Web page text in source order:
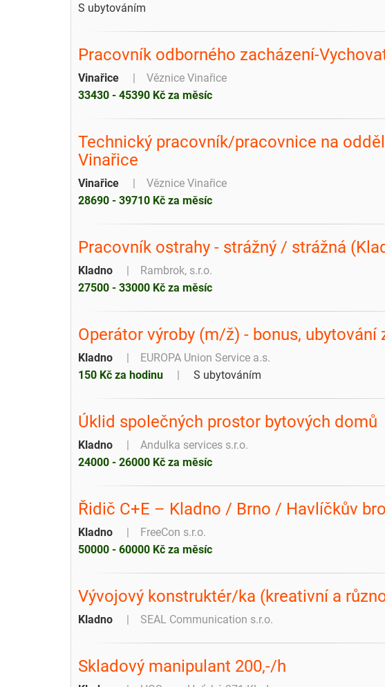
S ubytováním
Pracovník odborného zacházení-
Vinařice
Věznice Vinařice
33430 - 45390 Kč za měsíc
Technický pracovník/pracovnice na
Vinařice
Vinařice
Věznice Vinařice
28690 - 39710 Kč za měsíc
Pracovník ostrahy - strážný / strážná
Kladno
Rambrok, s.r.o.
27500 - 33000 Kč za měsíc
Operátor výroby (m/ž) - bonus, ubytování
Kladno
EUROPA Union Service a.s.
150 Kč za hodinu
S ubytováním
Úklid společných prostor bytových domů
Kladno
Andulka services s.r.o.
24000 - 26000 Kč za měsíc
Řidič C+E – Kladno / Brno / Havlíčkův
Kladno
FreeCon s.r.o.
50000 - 60000 Kč za měsíc
Vývojový konstruktér/ka (kreativní a
Kladno SEAL Communication s.r.o.
Skladový manipulant 200,-/h